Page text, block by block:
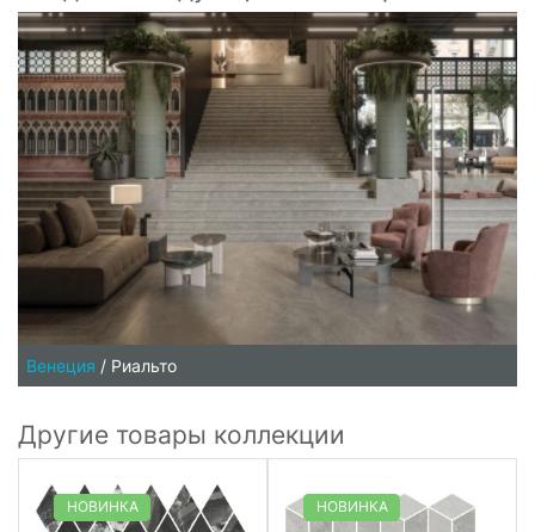
Венеция / Риальто
Другие товары коллекции
НОВИНКА НОВИНКА